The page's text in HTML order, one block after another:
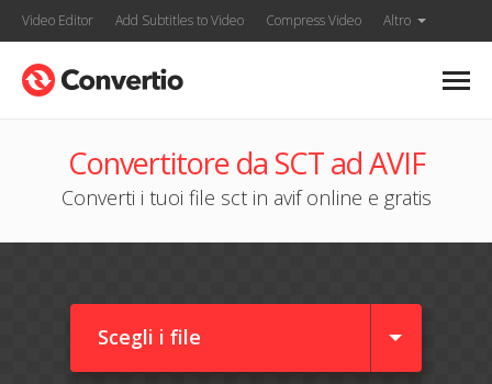
Video Editor Add Subtitles to Video Compress Video Altro
Convertitore da SCT ad AVIF
Converti i tuoi file sct in avif online e gratis
Scegli i file